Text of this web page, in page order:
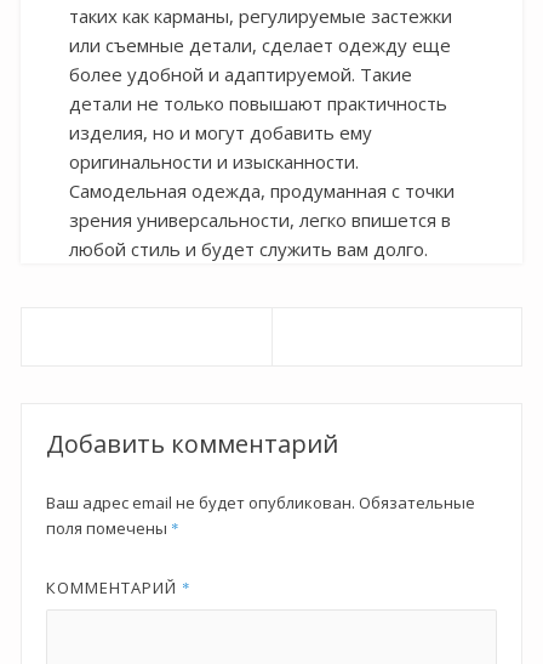
таких как карманы, регулируемые застежки
или съемные детали, сделает одежду еще
более удобной и адаптируемой. Такие
детали не только повышают практичность
изделия, но и могут добавить ему
оригинальности и изысканности.
Самодельная одежда, продуманная с точки
зрения универсальности, легко впишется в
любой стиль и будет служить вам долго.
Добавить комментарий
Ваш адрес email не будет опубликован. Обязательные
поля помечены *
КОММЕНТАРИЙ *